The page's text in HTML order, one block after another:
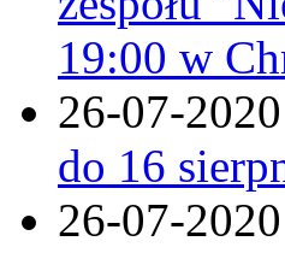
19:00 w
26-07-2020
do 16
26-07-2020